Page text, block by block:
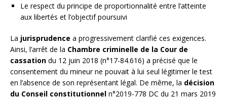
Le respect du principe de proportionnalité entre l’atteinte
aux libertés et l’objectif poursuivi
La jurisprudence a progressivement clarifié ces exigences.
Ainsi, l’arrêt de la Chambre criminelle de la Cour de
cassation du 12 juin 2018 (n°17-84.616) a précisé que le
consentement du mineur ne pouvait à lui seul légitimer le test
en l’absence de son représentant légal. De même, la décision
du Conseil constitutionnel n°2019-778 DC du 21 mars 2019